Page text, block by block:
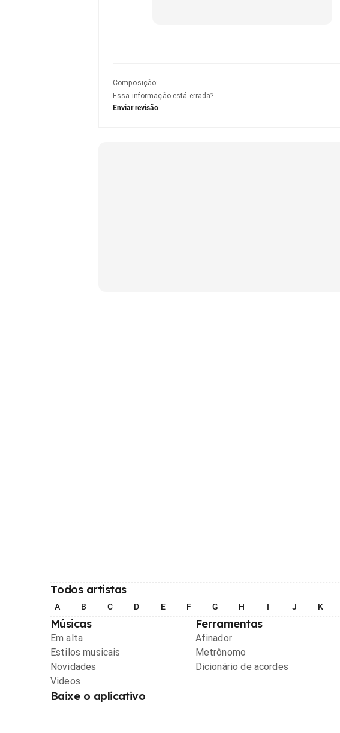
Composição:
Essa informação está errada?
Enviar revisão
Todos artistas
A B C D E F G H I J K
Músicas
Em alta
Estilos musicais
Novidades
Videos
Ferramentas
Afinador
Metrônomo
Dicionário de acordes
Baixe o aplicativo